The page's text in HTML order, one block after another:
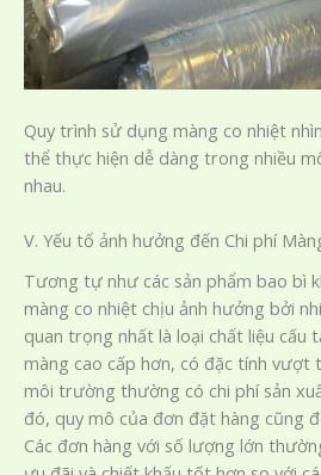
Quy trình sử dụng màng co nhiệt
thể thực hiện dễ dàng trong nhiều
nhau.
V. Yếu tố ảnh hưởng đến Chi phí
Tương tự như các sản phẩm bao bì
màng co nhiệt chịu ảnh hưởng bởi
quan trọng nhất là loại chất liệu cấu
màng cao cấp hơn, có đặc tính vượt
môi trường thường có chi phí sản
đó, quy mô của đơn đặt hàng cũng
Các đơn hàng với số lượng lớn